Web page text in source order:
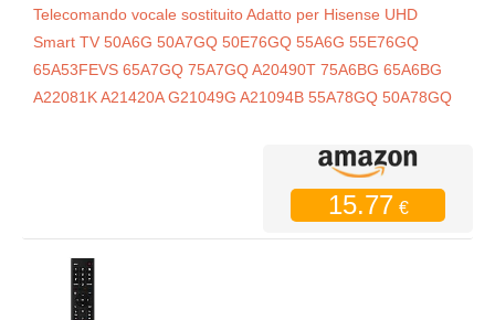
Telecomando vocale sostituito Adatto per Hisense UHD
Smart TV 50A6G 50A7GQ 50E76GQ 55A6G 55E76GQ
65A53FEVS 65A7GQ 75A7GQ A20490T 75A6BG 65A6BG
A22081K A21420A G21049G A21094B 55A78GQ 50A78GQ
15.77 €